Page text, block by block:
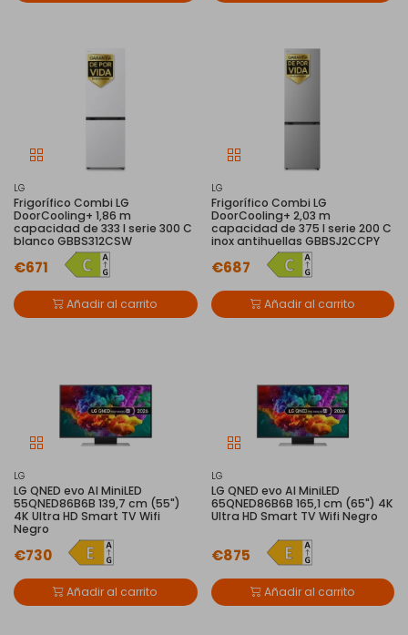
LG
Frigorífico Combi LG
DoorCooling+ 1,86 m
capacidad de 333 l serie 300 C
blanco GBBS312CSW
€671
Añadir al carrito
LG
Frigorífico Combi LG
DoorCooling+ 2,03 m
capacidad de 375 l serie 200 C
inox antihuellas GBBSJ2CCPY
€687
Añadir al carrito
LG
LG QNED evo AI MiniLED
55QNED86B6B 139,7 cm (55")
4K Ultra HD Smart TV Wifi
Negro
€730
Añadir al carrito
LG
LG QNED evo AI MiniLED
65QNED86B6B 165,1 cm (65") 4K
Ultra HD Smart TV Wifi Negro
€875
Añadir al carrito